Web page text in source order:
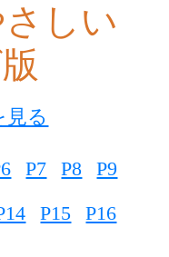
さしい
る
P7 P8
P9
P15 P16